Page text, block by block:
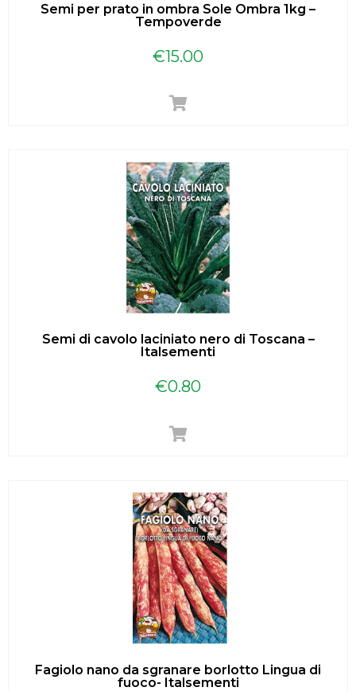
Semi per prato in ombra Sole Ombra 1kg –
Tempoverde
€15.00
Semi di cavolo laciniato nero di Toscana –
Italsementi
€0.80
Fagiolo nano da sgranare borlotto Lingua di
fuoco- Italsementi